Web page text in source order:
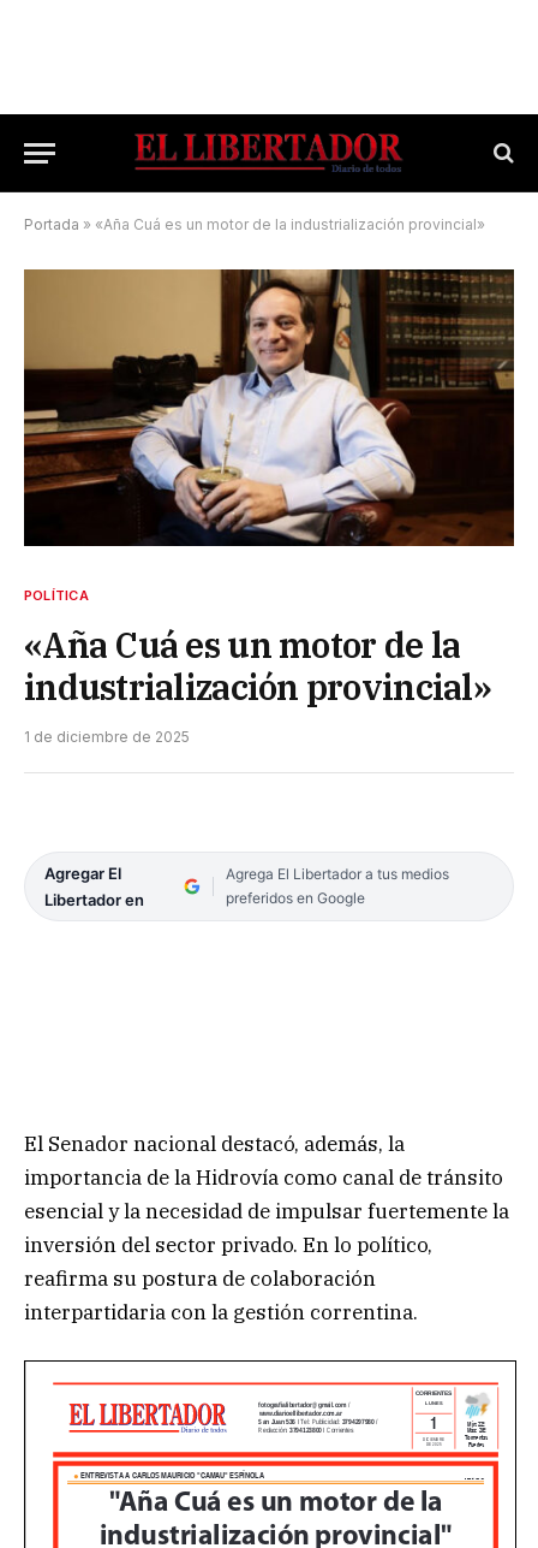
Portada » «Aña Cuá es un motor de la industrialización provincial»
POLÍTICA
«Aña Cuá es un motor de la
industrialización provincial»
1 de diciembre de 2025
Agregar El
Libertador en
Agrega El Libertador a tus medios
preferidos en Google
El Senador nacional destacó, además, la
importancia de la Hidrovía como canal de tránsito
esencial y la necesidad de impulsar fuertemente la
inversión del sector privado. En lo político,
reafirma su postura de colaboración
interpartidaria con la gestión correntina.